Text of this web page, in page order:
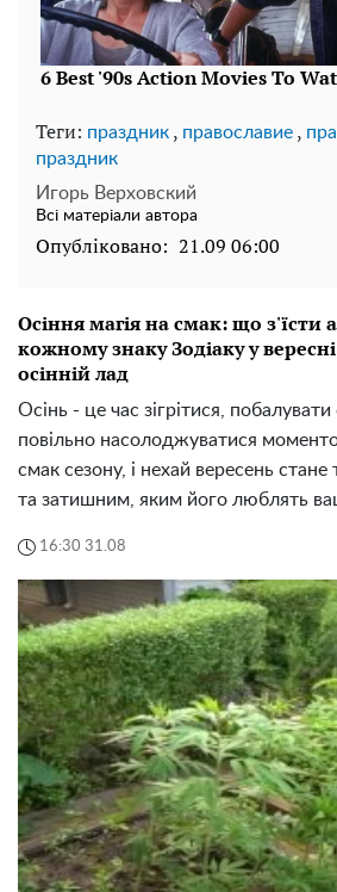
Теги: праздник , православие ,
праздник
Игорь Верховский
Всі матеріали автора
Опубліковано: 21.09 06:00
Осіння магія на смак: що з'їсти
кожному знаку Зодіаку у
осінній лад
Осінь - це час зігрітися,
повільно насолоджуватися
смак сезону, і нехай вересень
та затишним, яким його люблять
16:30 31.08